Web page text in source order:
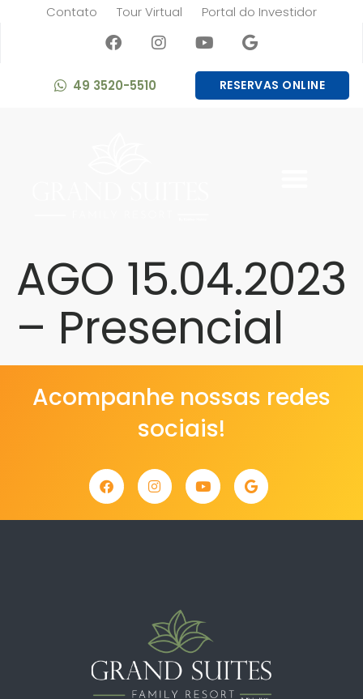
Contato Tour Virtual Portal do Investidor
49 3520-5510 RESERVAS ONLINE
AGO 15.04.2023
– Presencial
Acompanhe nossas redes
sociais!